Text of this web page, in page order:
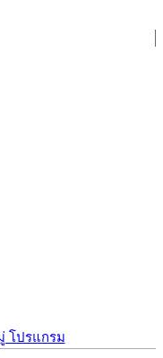
โปรแกรม